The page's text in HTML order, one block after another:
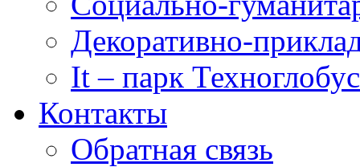
Декоративно-
It – парк Техноглобус
Контакты
Обратная связь